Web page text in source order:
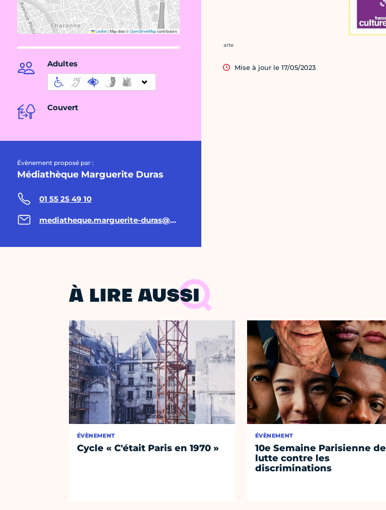
Leaflet|Map data ©OpenStreetMapcontributors
Adultes
Couvert
Évènement proposé par :
Médiathèque Marguerite Duras
01 55 25 49 10
mediatheque.marguerite-duras@paris.fr
Crédit photo :
arte
Mise à jour le 17/05/2023
À LIRE AUSSI
ÉVÈNEMENT
Cycle « C'était Paris en 1970 »
ÉVÈNEMENT
10e Semaine Parisienne de
lutte contre les
discriminations